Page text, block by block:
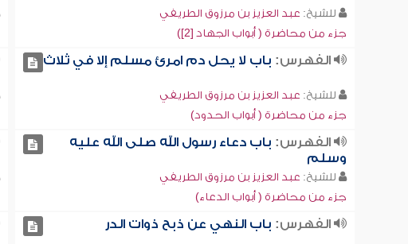
للشيخ: عبد العزيز بن مرزوق الطريفي
جزء من محاضرة ( أبواب الجهاد [2])
الفهرس: باب لا يحل دم امرئ مسلم إلا في ثلاث
للشيخ: عبد العزيز بن مرزوق الطريفي
جزء من محاضرة ( أبواب الحدود)
الفهرس: باب دعاء رسول الله صلى الله عليه
وسلم
للشيخ: عبد العزيز بن مرزوق الطريفي
جزء من محاضرة ( أبواب الدعاء)
الفهرس: باب النهي عن ذبح ذوات الدر